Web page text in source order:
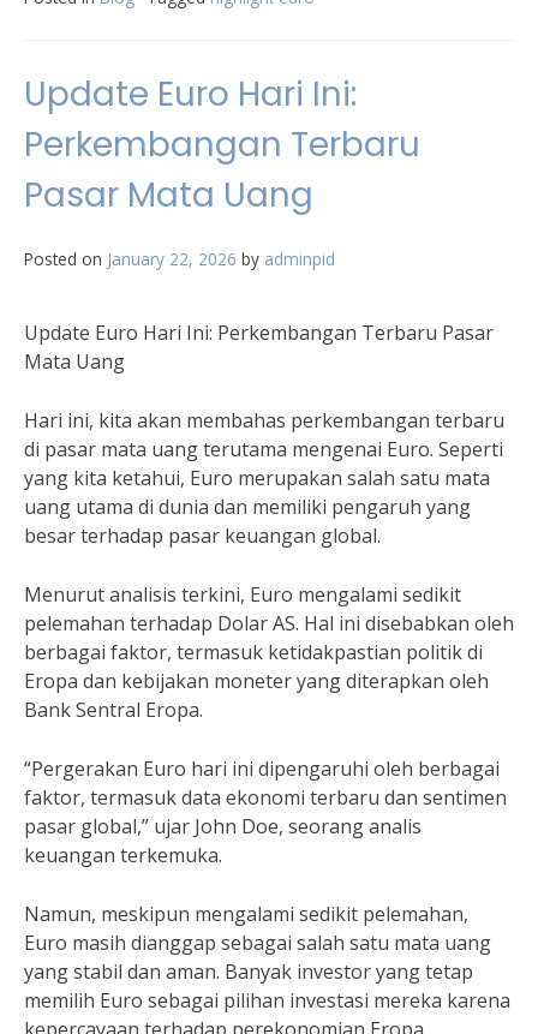
Update Euro Hari Ini:
Perkembangan Terbaru
Pasar Mata Uang
Posted on January 22, 2026 by adminpid
Update Euro Hari Ini: Perkembangan Terbaru Pasar
Mata Uang
Hari ini, kita akan membahas perkembangan terbaru
di pasar mata uang terutama mengenai Euro. Seperti
yang kita ketahui, Euro merupakan salah satu mata
uang utama di dunia dan memiliki pengaruh yang
besar terhadap pasar keuangan global.
Menurut analisis terkini, Euro mengalami sedikit
pelemahan terhadap Dolar AS. Hal ini disebabkan oleh
berbagai faktor, termasuk ketidakpastian politik di
Eropa dan kebijakan moneter yang diterapkan oleh
Bank Sentral Eropa.
“Pergerakan Euro hari ini dipengaruhi oleh berbagai
faktor, termasuk data ekonomi terbaru dan sentimen
pasar global,” ujar John Doe, seorang analis
keuangan terkemuka.
Namun, meskipun mengalami sedikit pelemahan,
Euro masih dianggap sebagai salah satu mata uang
yang stabil dan aman. Banyak investor yang tetap
memilih Euro sebagai pilihan investasi mereka karena